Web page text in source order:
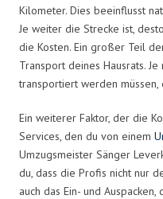
Kilometer. Dies beeinflusst
Je weiter die Strecke ist,
die Kosten. Ein großer Teil
Transport deines Hausrats.
transportiert werden
Ein weiterer Faktor, der die
Services, den du von einem
Umzugsmeister Sänger
du, dass die Profis nicht nur
auch das Ein- und